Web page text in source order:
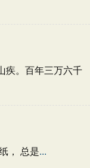
疾。百年三万六千
， 总是...